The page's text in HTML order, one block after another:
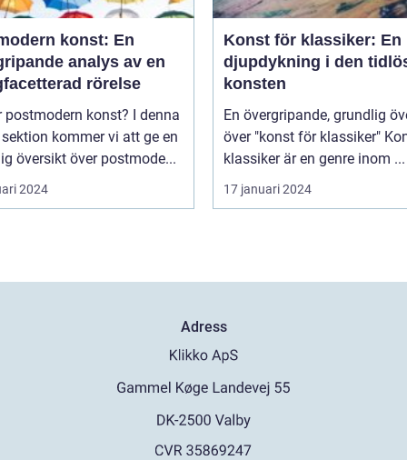
konst: En
analys av en
rörelse
konst? I denna
kommer vi att ge en
översikt över postmode...
2024
Konst för klassiker: En
djupdykning i den
konsten
En övergripande, grundlig
över "konst för klassiker" Konst för
klassiker är en genre inom ...
17 januari 2024
Adress